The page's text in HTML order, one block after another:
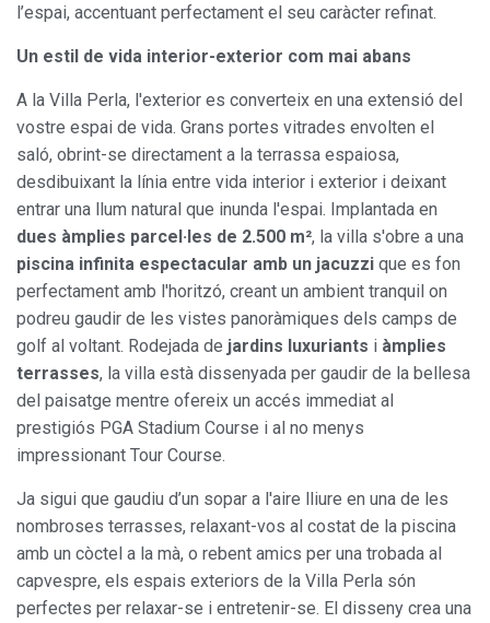
l’espai, accentuant perfectament el seu caràcter refinat.
Un estil de vida interior-exterior com mai abans
A la Villa Perla, l'exterior es converteix en una extensió del
vostre espai de vida. Grans portes vitrades envolten el
saló, obrint-se directament a la terrassa espaiosa,
desdibuixant la línia entre vida interior i exterior i deixant
entrar una llum natural que inunda l'espai. Implantada en
dues àmplies parcel·les de 2.500 m², la villa s'obre a una
piscina infinita espectacular amb un jacuzzi que es fon
perfectament amb l'horitzó, creant un ambient tranquil on
podreu gaudir de les vistes panoràmiques dels camps de
golf al voltant. Rodejada de jardins luxuriants i àmplies
terrasses, la villa està dissenyada per gaudir de la bellesa
del paisatge mentre ofereix un accés immediat al
prestigiós PGA Stadium Course i al no menys
impressionant Tour Course.
Ja sigui que gaudiu d’un sopar a l'aire lliure en una de les
nombroses terrasses, relaxant-vos al costat de la piscina
amb un còctel a la mà, o rebent amics per una trobada al
capvespre, els espais exteriors de la Villa Perla són
perfectes per relaxar-se i entretenir-se. El disseny crea una